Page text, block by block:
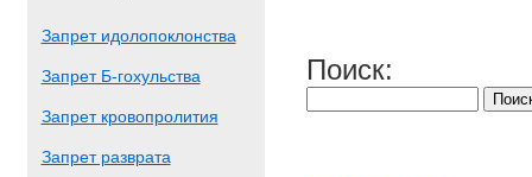
Запрет идолопоклонства
Запрет Б-гохульства
Запрет кровопролития
Запрет разврата
Поиск: